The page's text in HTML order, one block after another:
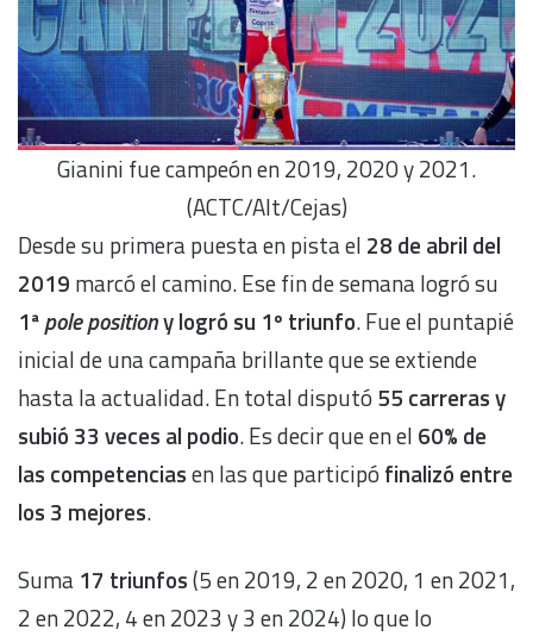
Gianini fue campeón en 2019, 2020 y 2021.
(ACTC/Alt/Cejas)
Desde su primera puesta en pista el 28 de abril del
2019 marcó el camino. Ese fin de semana logró su
1ªpole positiony logró su 1º triunfo. Fue el puntapié
inicial de una campaña brillante que se extiende
hasta la actualidad. En total disputó 55 carreras y
subió 33 veces al podio. Es decir que en el 60% de
las competenciasen las que participó finalizó entre
los 3 mejores.
Suma 17 triunfos(5 en 2019, 2 en 2020, 1 en 2021,
2 en 2022, 4 en 2023 y 3 en 2024) lo que lo